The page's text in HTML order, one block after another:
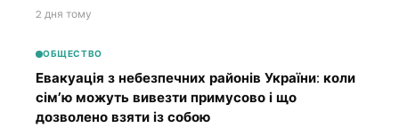
2 дня тому
ОБЩЕСТВО
Евакуація з небезпечних районів України: коли
сім’ю можуть вивезти примусово і що
дозволено взяти із собою